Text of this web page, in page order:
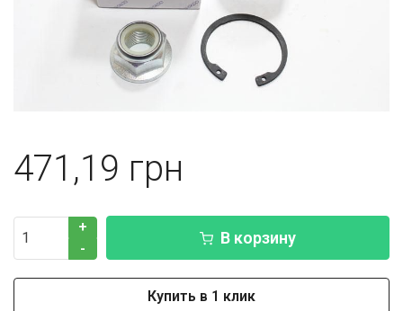
471,19
+
-
В корзину
Купить в 1 клик